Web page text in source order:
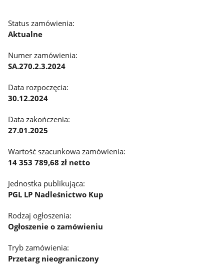
Status zamówienia:
Aktualne
Numer zamówienia:
SA.270.2.3.2024
Data rozpoczęcia:
30.12.2024
Data zakończenia:
27.01.2025
Wartość szacunkowa zamówienia:
14 353 789,68 zł netto
Jednostka publikująca:
PGL LP Nadleśnictwo Kup
Rodzaj ogłoszenia:
Ogłoszenie o zamówieniu
Tryb zamówienia:
Przetarg nieograniczony